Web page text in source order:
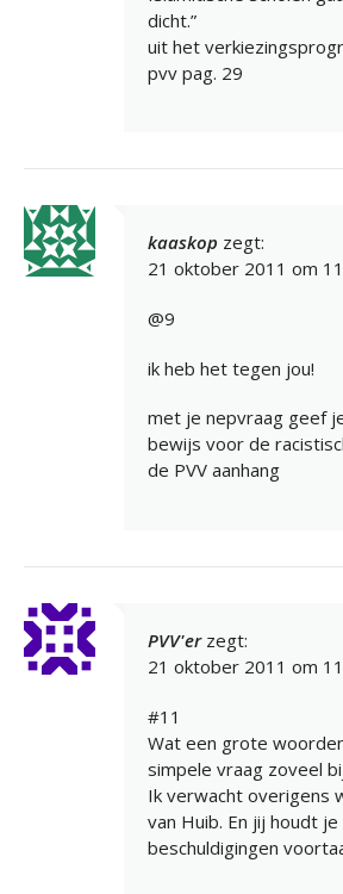
dicht.”
uit het
pvv pag. 29
kaaskop zegt:
21 oktober 2011 om
@9
ik heb het tegen jou!
met je nepvraag geef
bewijs voor de
de PVV aanhang
PVV'er zegt:
21 oktober 2011 om
#11
Wat een grote
simpele vraag zoveel
Ik verwacht overigens
van Huib. En jij houdt
beschuldigingen